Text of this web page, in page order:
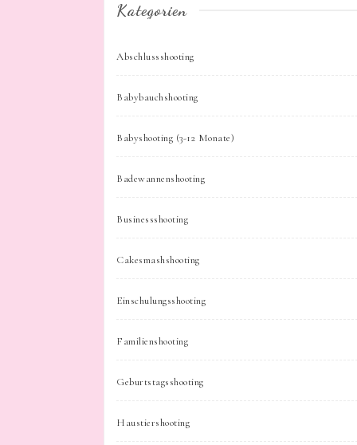
Kategorien
Abschlussshooting
Babybauchshooting
Babyshooting (3-12 Monate)
Badewannenshooting
Businessshooting
Cakesmashshooting
Einschulungsshooting
Familienshooting
Geburtstagsshooting
Haustiershooting